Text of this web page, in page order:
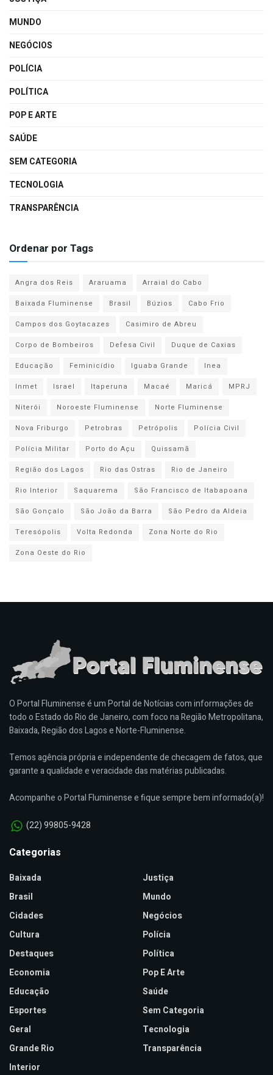
MUNDO
NEGÓCIOS
POLÍCIA
POLÍTICA
POP E ARTE
SAÚDE
SEM CATEGORIA
TECNOLOGIA
TRANSPARÊNCIA
Ordenar por Tags
Angra dos Reis Araruama
Arraial do Cabo
Baixada Fluminense
Brasil Búzios
Cabo Frio
Campos dos Goytacazes
Casimiro de Abreu
Corpo de Bombeiros
Defesa Civil
Duque de Caxias
Educação
Feminicídio Iguaba Grande
Inea
Inmet
Israel Itaperuna Macaé Maricá
MPRJ
Niterói
Noroeste Fluminense
Norte Fluminense
Nova Friburgo
Petrobras Petrópolis
Polícia Civil
Polícia Militar
Porto do Açu
Quissamã
Região dos Lagos
Rio das Ostras
Rio de Janeiro
Rio Interior
Saquarema
São Francisco de Itabapoana
São Gonçalo
São João da Barra
São Pedro da Aldeia
Teresópolis
Volta Redonda
Zona Norte do Rio
Zona Oeste do Rio
O Portal Fluminense é um Portal de Notícias com informações de
todo o Estado do Rio de Janeiro, com foco na Região Metropolitana,
Baixada, Região dos Lagos e Norte-Fluminense.
Temos agência própria e independente de checagem de fatos, que
garante a qualidade e veracidade das matérias publicadas.
Acompanhe o Portal Fluminense e fique sempre bem informado(a)!
(22) 99805-9428
Categorias
Baixada
Brasil
Cidades
Cultura
Destaques
Economia
Educação
Esportes
Geral
Grande Rio
Interior
Justiça
Mundo
Negócios
Polícia
Política
Pop E Arte
Saúde
Sem Categoria
Tecnologia
Transparência